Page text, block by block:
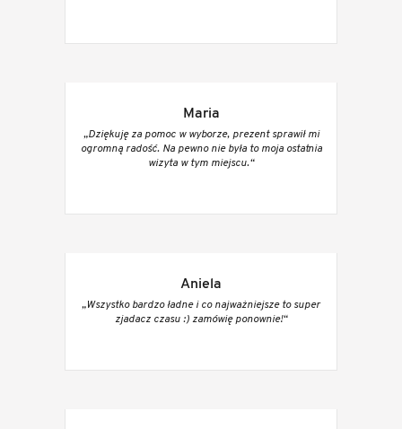
Maria
„Dziękuję za pomoc w wyborze, prezent sprawił mi
ogromną radość. Na pewno nie była to moja ostatnia
wizyta w tym miejscu.“
Aniela
„Wszystko bardzo ładne i co najważniejsze to super
zjadacz czasu :) zamówię ponownie!“